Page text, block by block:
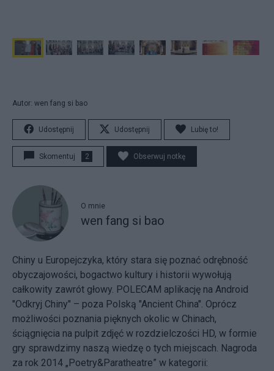
Autor: wen fang si bao
Udostępnij Udostępnij Lubię to!
Skomentuj 2 Obserwuj notkę
O mnie
wen fang si bao
Chiny u Europejczyka, który stara się poznać odrębność
obyczajowości, bogactwo kultury i historii wywołują
całkowity zawrót głowy. POLECAM aplikację na Android
"Odkryj Chiny" – poza Polską "Ancient China". Oprócz
możliwości poznania pięknych okolic w Chinach,
ściągnięcia na pulpit zdjęć w rozdzielczości HD, w formie
gry sprawdzimy naszą wiedzę o tych miejscach. Nagroda
za rok 2014 „Poetry&Paratheatre” w kategorii: